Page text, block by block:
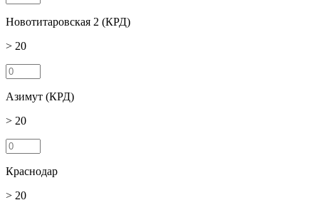
Новотитаровская 2 (КРД)
> 20
Азимут (КРД)
> 20
Краснодар
> 20